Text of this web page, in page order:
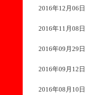
2016年12月06日
2016年11月08日
2016年09月29日
2016年09月12日
2016年08月10日